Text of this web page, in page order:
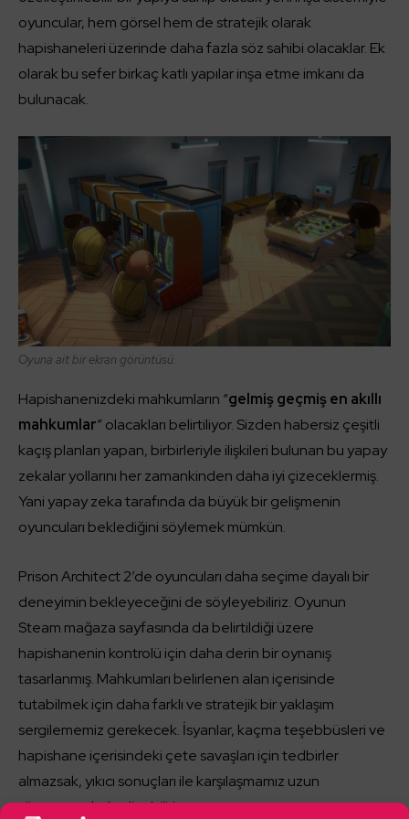
oyuncular, hem görsel hem de stratejik olarak
hapishaneleri üzerinde daha fazla söz sahibi olacaklar. Ek
olarak bu sefer birkaç katlı yapılar inşa etme imkanı da
bulunacak.
Oyuna ait bir ekran görüntüsü.
Hapishanenizdeki mahkumların “gelmiş geçmiş en akıllı
mahkumlar” olacakları belirtiliyor. Sizden habersiz çeşitli
kaçış planları yapan, birbirleriyle ilişkileri bulunan bu yapay
zekalar yollarını her zamankinden daha iyi çizeceklermiş.
Yani yapay zeka tarafında da büyük bir gelişmenin
oyuncuları beklediğini söylemek mümkün.
Prison Architect 2’de oyuncuları daha seçime dayalı bir
deneyimin bekleyeceğini de söyleyebiliriz. Oyunun
Steam mağaza sayfasında da belirtildiği üzere
hapishanenin kontrolü için daha derin bir oynanış
tasarlanmış. Mahkumları belirlenen alan içerisinde
tutabilmek için daha farklı ve stratejik bir yaklaşım
sergilememiz gerekecek. İsyanlar, kaçma teşebbüsleri ve
hapishane içerisindeki çete savaşları için tedbirler
almazsak, yıkıcı sonuçları ile karşılaşmamız uzun
sürmeyecek de diyebiliriz.